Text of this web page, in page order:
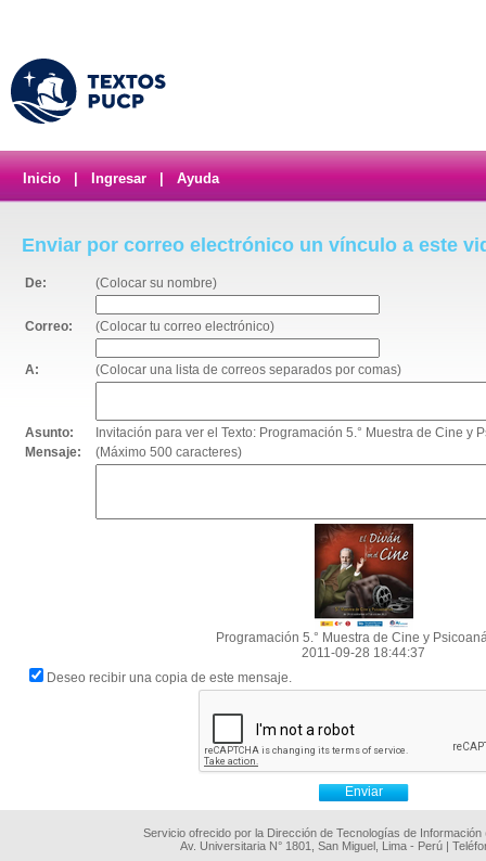
Inicio Ingresar Ayuda
Enviar por correo electrónico un vínculo a este
De: (Colocar su nombre)
Correo: (Colocar tu correo electrónico)
A: (Colocar una lista de correos separados por comas)
Asunto:
Invitación para ver el Texto: Programación 5.° Muestra de Cine y
Mensaje:
(Máximo 500 caracteres)
Programación 5.° Muestra de Cine y
2011-09-28 18:44:37
Deseo recibir una copia de este mensaje.
Servicio ofrecido por la Dirección de Tecnologías de
Av. Universitaria N° 1801, San Miguel, Lima - Perú |